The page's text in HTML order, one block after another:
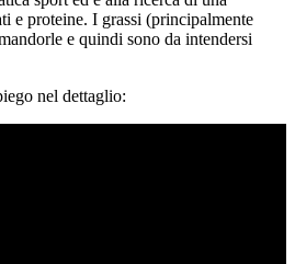
e proteine. I grassi (principalmente
e quindi sono da intendersi
nel dettaglio: